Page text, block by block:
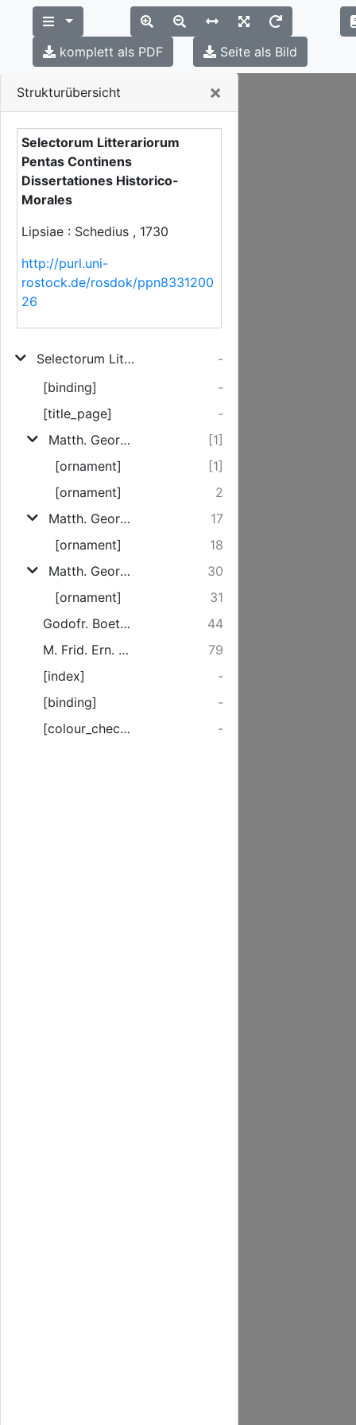
Strukturübersicht ×
Selectorum Litterariorum
Pentas Continens
Dissertationes Historico-
Morales
Lipsiae : Schedius , 1730
http://purl.uni-
rostock.de/rosdok/ppn8331200
26
Selectorum Litterariorum Pentas Continens Dissertationes Historico-Morales
-
[binding]
-
[title_page]
-
Matth. Georgii Schroederi De Misanthropia Ervditorvm, Von Morösen Gelehrten
[1]
[ornament]
[1]
[ornament]
2
Matth. Georgii Schroederi De Misogynia Ervditorvm, Von Ubelgesinnten Gelehrten gegen das weibliche Geschlechte
17
[ornament]
18
Matth. Georgii Schroederi De Misocosmia Ervditorvm, Von Schmutzigen Gelehrten
30
[ornament]
31
Godofr. Boettneri Frid. Lusat. De Malis Eruditorum Uxoribus, (Vulgo) Von den bösen Weibern der Gelehrten
44
M. Frid. Ern. Scholtzii, Olsnensis Siles. De Eruditis Sine Moribus, (Vulgo) Von unhöflichen Gelehrten
79
[index]
-
[binding]
-
[colour_checker]
-
komplett als PDF Seite als Bild